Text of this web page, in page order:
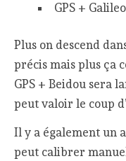
GPS +
Plus on descend
précis mais plus ça
GPS + Beidou sera
peut valoir le coup
Il y a également un
peut calibrer